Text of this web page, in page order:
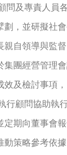
問及專責人員
劃，並研擬社
親自領導與監
集團經營管理
效及檢討事項
行顧問協助執
定期向董事會
策略參考依據